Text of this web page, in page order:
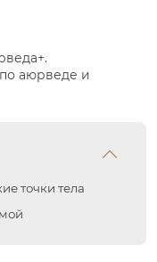
аюрведе и
точки тела